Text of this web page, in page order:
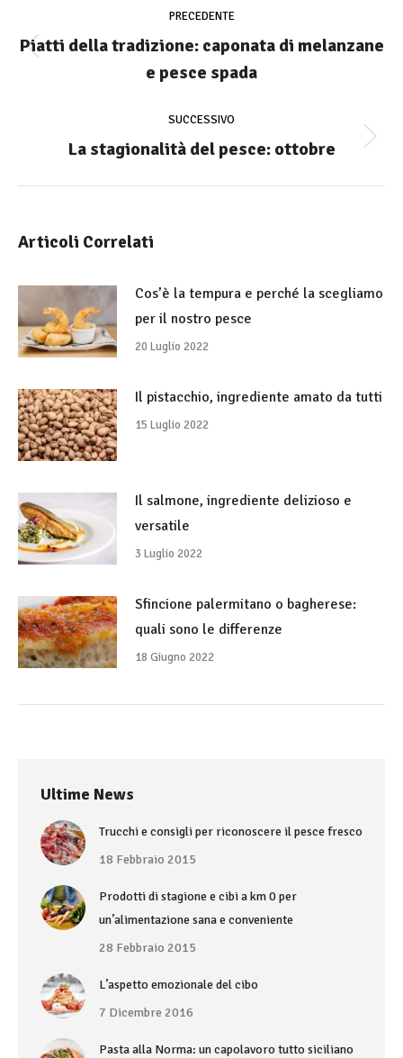
navigazione
PRECEDENTE
Stile
dell'anteprima:
Piatti della tradizione: caponata di melanzane
e pesce spada
SUCCESSIVO
Numero
La stagionalità del pesce: ottobre
Articoli Correlati
Cos’è la tempura e perché la scegliamo
per il nostro pesce
20 Luglio 2022
Il pistacchio, ingrediente amato da tutti
15 Luglio 2022
Il salmone, ingrediente delizioso e
versatile
3 Luglio 2022
Sfincione palermitano o bagherese:
quali sono le differenze
18 Giugno 2022
Ultime News
Trucchi e consigli per riconoscere il pesce fresco
18 Febbraio 2015
Prodotti di stagione e cibi a km 0 per
un’alimentazione sana e conveniente
28 Febbraio 2015
L’aspetto emozionale del cibo
7 Dicembre 2016
Pasta alla Norma: un capolavoro tutto siciliano